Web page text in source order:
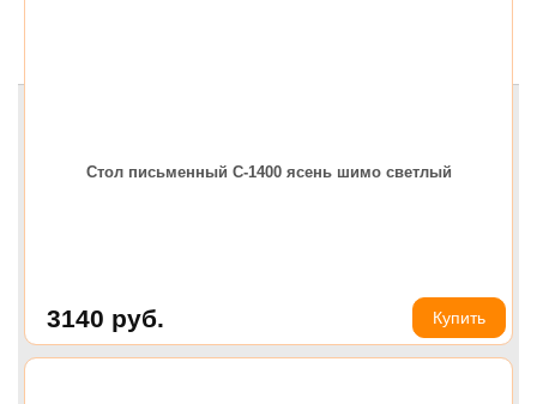
Стол письменный С-1400 ясень шимо светлый
3140 руб. Купить